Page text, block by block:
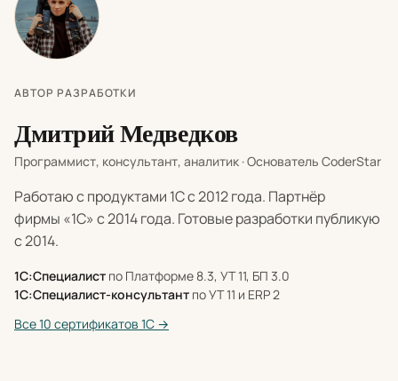
АВТОР РАЗРАБОТКИ
Дмитрий Медведков
Программист, консультант, аналитик · Основатель CoderStar
Работаю с продуктами 1С с 2012 года. Партнёр
фирмы «1С» с 2014 года. Готовые разработки публикую
с 2014.
1С:Специалист по Платформе 8.3, УТ 11, БП 3.0
1С:Специалист-консультант по УТ 11 и ERP 2
Все 10 сертификатов 1С →